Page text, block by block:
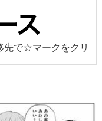
先で☆マークをクリ